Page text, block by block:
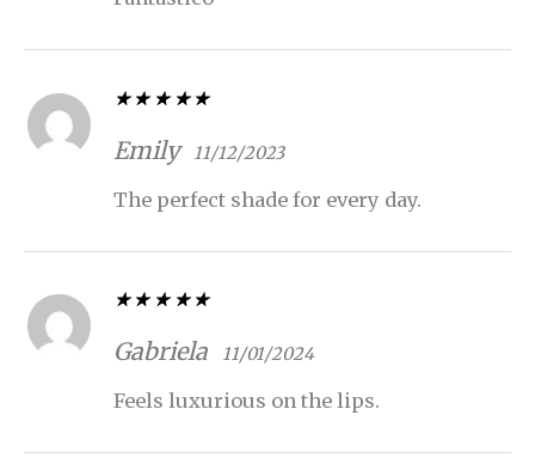
5de 5
Emily 11/12/2023
The perfect shade for every day.
5de 5
Gabriela 11/01/2024
Feels luxurious on the lips.